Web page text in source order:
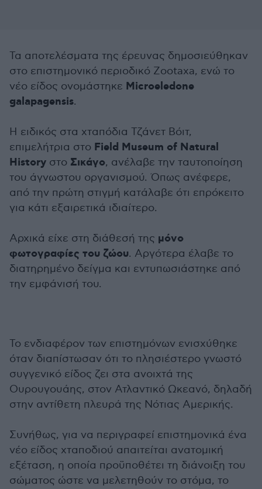
Τα αποτελέσματα της έρευνας δημοσιεύθηκαν
στο επιστημονικό περιοδικό Zootaxa, ενώ το
νέο είδος ονομάστηκε Microeledone
galapagensis.
Η ειδικός στα χταπόδια Τζάνετ Βόιτ,
επιμελήτρια στο Field Museum of Natural
History στο Σικάγο, ανέλαβε την ταυτοποίηση
του άγνωστου οργανισμού. Όπως ανέφερε,
από την πρώτη στιγμή κατάλαβε ότι επρόκειτο
για κάτι εξαιρετικά ιδιαίτερο.
Αρχικά είχε στη διάθεσή της μόνο
φωτογραφίες του ζώου. Αργότερα έλαβε το
διατηρημένο δείγμα και εντυπωσιάστηκε από
την εμφάνισή του.
Το ενδιαφέρον των επιστημόνων ενισχύθηκε
όταν διαπίστωσαν ότι το πλησιέστερο γνωστό
συγγενικό είδος ζει στα ανοιχτά της
Ουρουγουάης, στον Ατλαντικό Ωκεανό, δηλαδή
στην αντίθετη πλευρά της Νότιας Αμερικής.
Συνήθως, για να περιγραφεί επιστημονικά ένα
νέο είδος χταποδιού απαιτείται ανατομική
εξέταση, η οποία προϋποθέτει τη διάνοιξη του
σώματος ώστε να μελετηθούν το στόμα, το